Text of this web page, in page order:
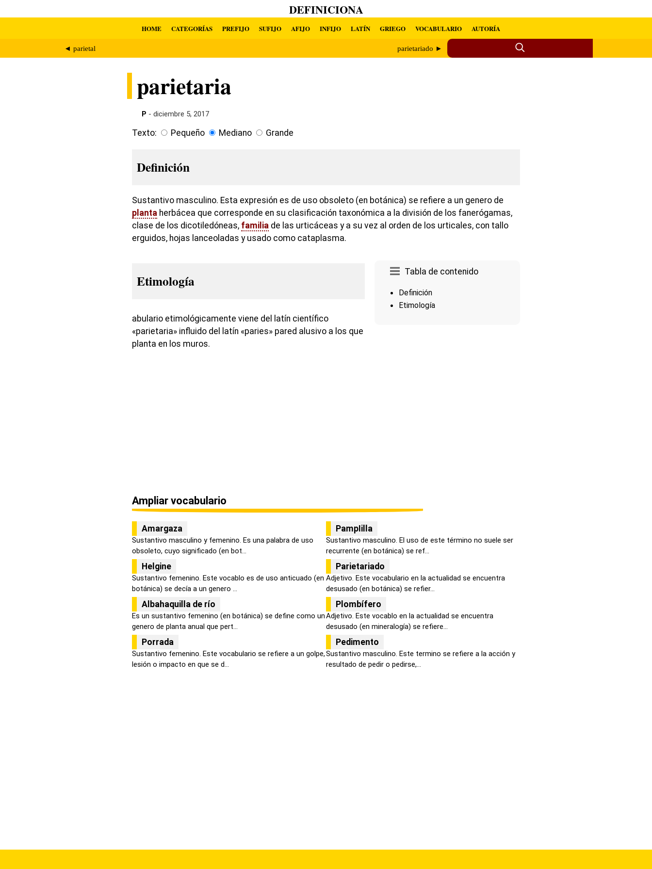
DEFINICIONA
HOME CATEGORÍAS PREFIJO SUFIJO AFIJO INFIJO LATÍN GRIEGO VOCABULARIO AUTORÍA
◄ parietal parietariado ►
parietaria
P - diciembre 5, 2017
Texto: Pequeño Mediano Grande
Definición
Sustantivo masculino. Esta expresión es de uso obsoleto (en botánica) se refiere a un genero de
planta herbácea que corresponde en su clasificación taxonómica a la división de los fanerógamas,
clase de los dicotiledóneas, familia de las urticáceas y a su vez al orden de los urticales, con tallo
erguidos, hojas lanceoladas y usado como cataplasma.
Tabla de contenido
Definición
Etimología
Etimología
abulario etimológicamente viene del latín científico
«parietaria» influido del latín «paries» pared alusivo a los que
planta en los muros.
Ampliar vocabulario
Amargaza
Sustantivo masculino y femenino. Es una palabra de uso
obsoleto, cuyo significado (en bot...
PampIilla
Sustantivo masculino. El uso de este término no suele ser
recurrente (en botánica) se ref...
Helgine
Sustantivo femenino. Este vocablo es de uso anticuado (en
botánica) se decía a un genero ...
Parietariado
Adjetivo. Este vocabulario en la actualidad se encuentra
desusado (en botánica) se refier...
Albahaquilla de río
Es un sustantivo femenino (en botánica) se define como un
genero de planta anual que pert...
Plombífero
Adjetivo. Este vocablo en la actualidad se encuentra
desusado (en mineralogía) se refiere...
Porrada
Sustantivo femenino. Este vocabulario se refiere a un golpe,
lesión o impacto en que se d...
Pedimento
Sustantivo masculino. Este termino se refiere a la acción y
resultado de pedir o pedirse,...